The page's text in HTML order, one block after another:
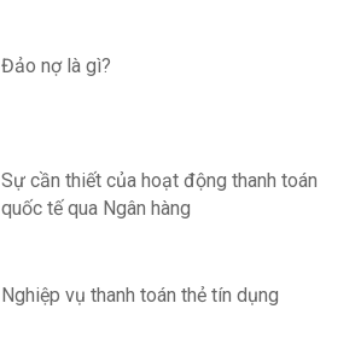
Đảo nợ là gì?
Sự cần thiết của hoạt động thanh toán
quốc tế qua Ngân hàng
Nghiệp vụ thanh toán thẻ tín dụng